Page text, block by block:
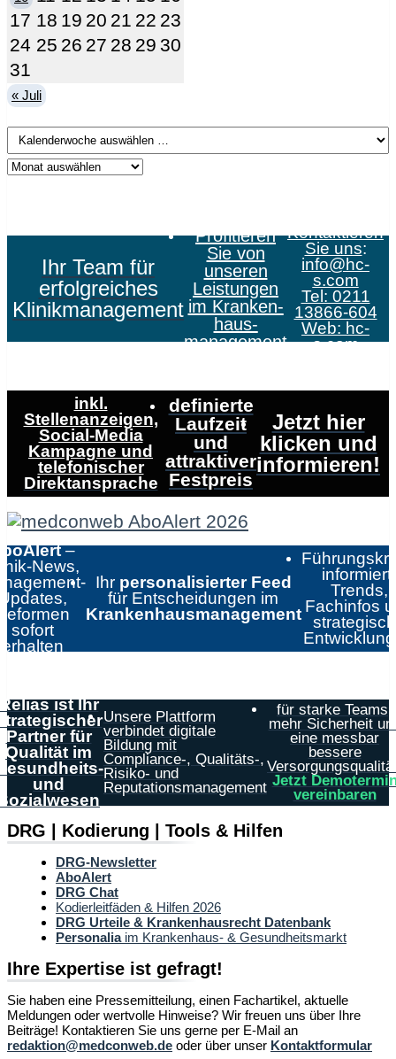
17 18 19 20 21 22 23
24 25 26 27 28 29 30
31
« Juli
Ihr Team für
erfolgreiches
Klinikmanagement
Profitieren
Sie von
unseren
Leistungen
im Kranken­
haus­
management
Kontaktieren
Sie uns:
info@hc-
s.com
Tel: 0211
13866-604
Web: hc-
s.com
inkl.
Stellenanzeigen,
Social-Media
Kampagne und
telefonischer
Direktansprache
definierte
Laufzeit
und
attraktiver
Festpreis
Jetzt hier
klicken und
informieren!
–
News,
sofort
erhalten
Ihr personalisierter Feed
für Entscheidungen im
Krankenhausmanagement
informiert:
Trends,
Fachinfos
ist Ihr
Partner für
Qualität im
und
Unsere Plattform
verbindet digitale
Bildung mit
Compliance-, Qualitäts-,
Risiko- und
Reputationsmanagement
für starke Teams,
mehr Sicherheit
eine messbar
bessere
Jetzt
vereinbaren
DRG | Kodierung | Tools & Hilfen
DRG-Newsletter
AboAlert
DRG Chat
Kodierleitfäden & Hilfen 2026
DRG Urteile & Krankenhausrecht Datenbank
Personaliaim Krankenhaus- & Gesundheitsmarkt
Ihre Expertise ist gefragt!
Sie haben eine Pressemitteilung, einen Fachartikel, aktuelle
Meldungen oder wertvolle Hinweise? Wir freuen uns über Ihre
Beiträge! Kontaktieren Sie uns gerne per E-Mail an
redaktion@medconweb.de oder über unser Kontaktformular